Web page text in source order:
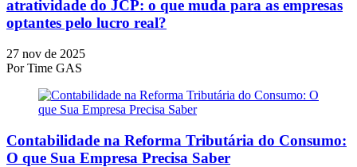
atratividade do JCP: o que muda para as empresas
optantes pelo lucro real?
27 nov de 2025
PorTime GAS
Contabilidade na Reforma Tributária do Consumo:
O que Sua Empresa Precisa Saber